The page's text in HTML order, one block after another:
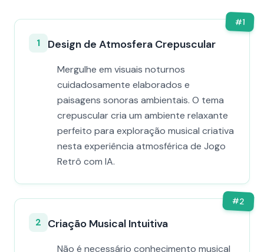
#1
1 Design de Atmosfera Crepuscular
Mergulhe em visuais noturnos
cuidadosamente elaborados e
paisagens sonoras ambientais. O tema
crepuscular cria um ambiente relaxante
perfeito para exploração musical criativa
nesta experiência atmosférica de Jogo
Retrô com IA.
#2
2 Criação Musical Intuitiva
Não é necessário conhecimento musical